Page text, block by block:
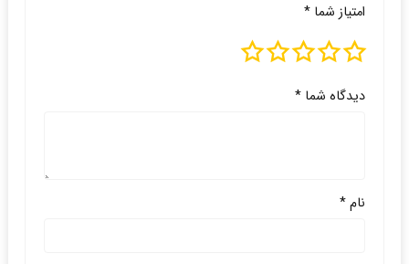
امتیاز شما *
دیدگاه شما *
نام*